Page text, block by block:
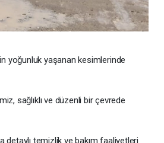
yoğunluk yaşanan kesimlerinde
sağlıklı ve düzenli bir çevrede
detaylı temizlik ve bakım faaliyetleri